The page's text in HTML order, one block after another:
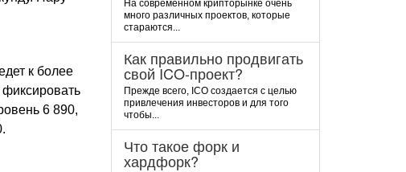
к более
6 890,
На современном крипторынке очень
много различных проектов, которые
стараются...
Как правильно продвигать
свой ICO-проект?
Прежде всего, ICO создается с целью
привлечения инвесторов и для того
чтобы...
Что такое форк и
хардфорк?